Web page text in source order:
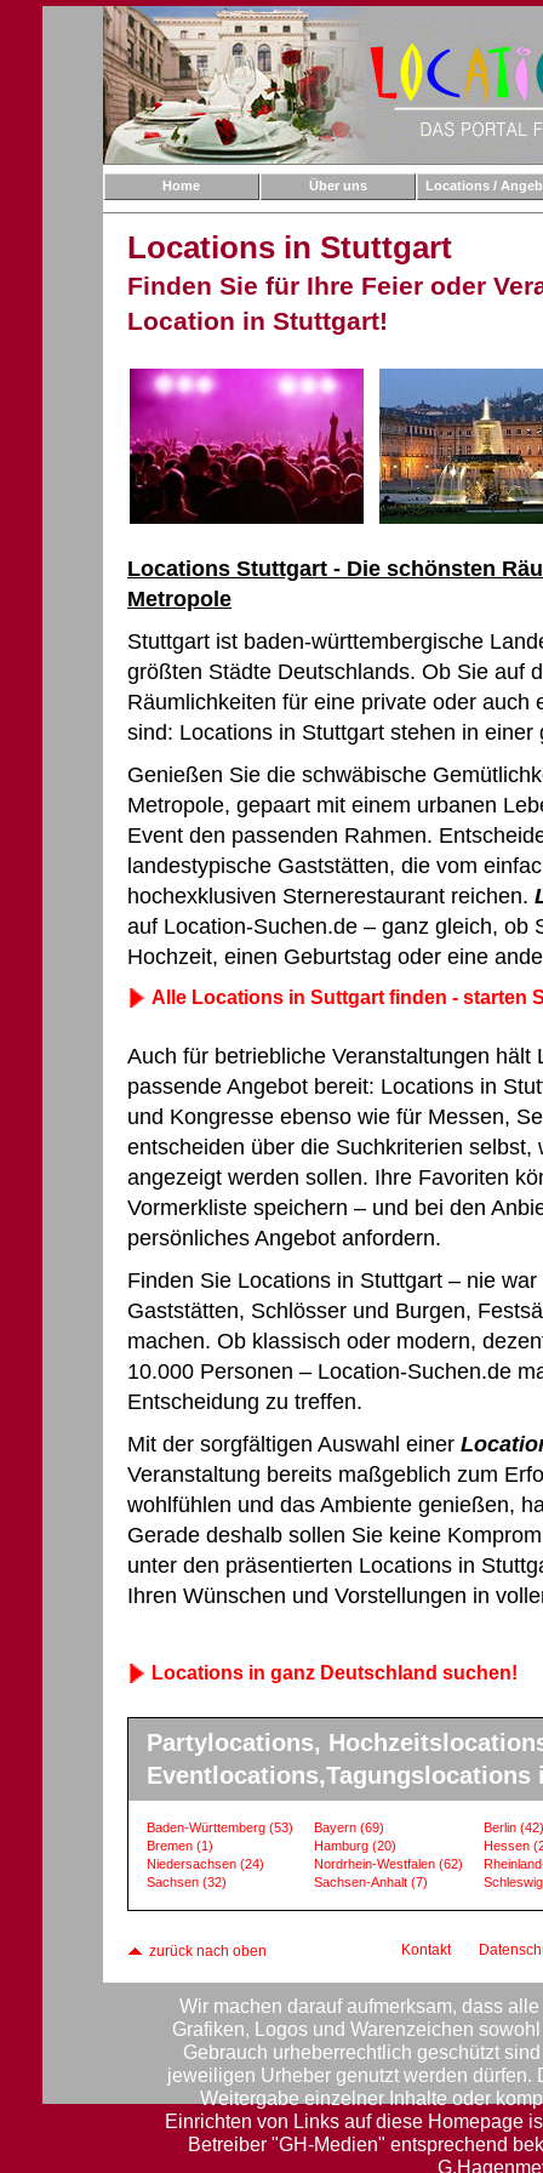
Home Über uns Locations /
Locations in Stuttgart
Finden Sie für Ihre Feier oder
Location in Stuttgart!
Locations Stuttgart - Die schönsten
Metropole
Stuttgart ist baden-württembergische
größten Städte Deutschlands. Ob Sie auf
Räumlichkeiten für eine private oder auch
sind: Locations in Stuttgart stehen in
Genießen Sie die schwäbische
Metropole, gepaart mit einem urbanen
Event den passenden Rahmen.
landestypische Gaststätten, die vom
hochexklusiven Sternerestaurant reichen.
auf Location-Suchen.de – ganz gleich, ob
Hochzeit, einen Geburtstag oder eine
Alle Locations in Suttgart finden - starten
Auch für betriebliche Veranstaltungen hält
passende Angebot bereit: Locations in
und Kongresse ebenso wie für Messen,
entscheiden über die Suchkriterien selbst,
angezeigt werden sollen. Ihre Favoriten
Vormerkliste speichern – und bei den
persönliches Angebot anfordern.
Finden Sie Locations in Stuttgart – nie
Gaststätten, Schlösser und Burgen,
machen. Ob klassisch oder modern,
10.000 Personen – Location-Suchen.de
Entscheidung zu treffen.
Mit der sorgfältigen Auswahl einer
Veranstaltung bereits maßgeblich zum
wohlfühlen und das Ambiente genießen,
Gerade deshalb sollen Sie keine
unter den präsentierten Locations in
Ihren Wünschen und Vorstellungen in
Locations in ganz Deutschland suchen!
Partylocations,
Eventlocations,Tagungslocations
Baden-Württemberg (53) Bayern (69) Berlin (42)
Bremen (1) Hamburg (20) Hessen
Niedersachsen (24) Nordrhein-Westfalen (62)
Sachsen (32) Sachsen-Anhalt (7)
zurück nach oben Kontakt
Wir machen darauf aufmerksam, dass
Grafiken, Logos und Warenzeichen
Gebrauch urheberrechtlich geschützt
jeweiligen Urheber genutzt werden
Weitergabe einzelner Inhalte oder
Einrichten von Links auf diese Homepage
Betreiber "GH-Medien" entsprechend